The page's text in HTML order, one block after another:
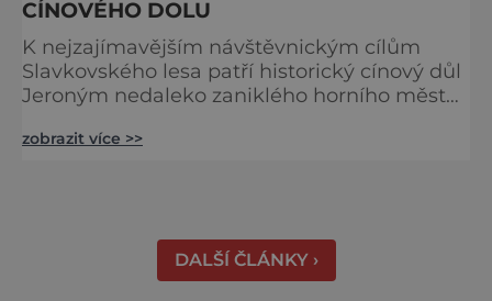
CÍNOVÉHO DOLU
K nejzajímavějším návštěvnickým cílům
Slavkovského lesa patří historický cínový důl
Jeroným nedaleko zaniklého horního města
středověku. Národní kulturní památka je
práci tehdejších horníků. [gallery
ids="91631,91630,91632,91633,91634,91635,9
zobrazit více >>
DALŠÍ ČLÁNKY ›